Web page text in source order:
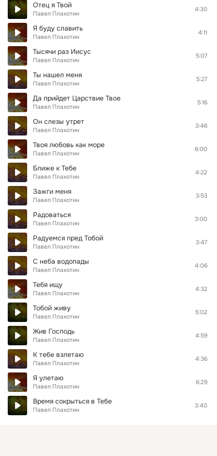
Отец я Твой
Павел Плахотин
4:30
Я буду славить
Павел Плахотин
4:11
Тысячи раз Иисус
Павел Плахотин
5:07
Ты нашел меня
Павел Плахотин
5:27
Да прийдет Царствие Твое
Павел Плахотин
5:16
Он слезы утрет
Павел Плахотин
3:46
Твоя любовь как море
Павел Плахотин
6:00
Ближе к Тебе
Павел Плахотин
4:22
Зажги меня
Павел Плахотин
3:53
Радоваться
Павел Плахотин
3:00
Радуемся пред Тобой
Павел Плахотин
3:47
С неба водопады
Павел Плахотин
4:06
Тебя ищу
Павел Плахотин
4:32
Тобой живу
Павел Плахотин
5:02
Жив Господь
Павел Плахотин
4:59
К тебе взлетаю
Павел Плахотин
4:36
Я улетаю
Павел Плахотин
6:29
Время сокрыться в Тебе
Павел Плахотин
3:40